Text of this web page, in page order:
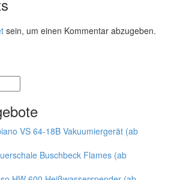
sein, um einen Kommentar abzugeben.
VS 64-18B Vakuumiergerät (ab
Buschbeck Flames (ab